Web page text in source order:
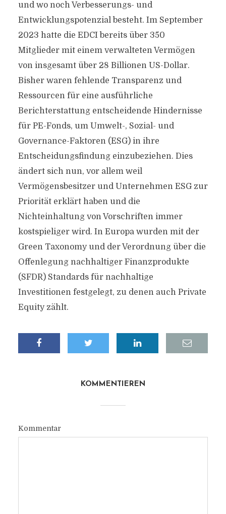
und wo noch Verbesserungs- und
Entwicklungspotenzial besteht. Im September
2023 hatte die EDCI bereits über 350
Mitglieder mit einem verwalteten Vermögen
von insgesamt über 28 Billionen US-Dollar.
Bisher waren fehlende Transparenz und
Ressourcen für eine ausführliche
Berichterstattung entscheidende Hindernisse
für PE-Fonds, um Umwelt-, Sozial- und
Governance-Faktoren (ESG) in ihre
Entscheidungsfindung einzubeziehen. Dies
ändert sich nun, vor allem weil
Vermögensbesitzer und Unternehmen ESG zur
Priorität erklärt haben und die
Nichteinhaltung von Vorschriften immer
kostspieliger wird. In Europa wurden mit der
Green Taxonomy und der Verordnung über die
Offenlegung nachhaltiger Finanzprodukte
(SFDR) Standards für nachhaltige
Investitionen festgelegt, zu denen auch Private
Equity zählt.
KOMMENTIEREN
Kommentar